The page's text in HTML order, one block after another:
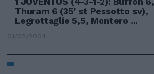
Thuram 6 (35' st Pessotto sv),
Legrottaglie 5,5, Montero ...
01/02/2004